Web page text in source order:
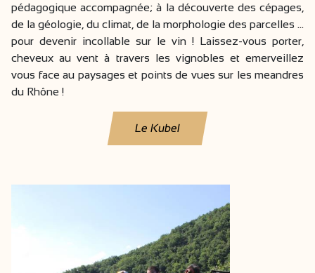
pédagogique accompagnée; à la découverte des cépages,
de la géologie, du climat, de la morphologie des parcelles ...
pour devenir incollable sur le vin ! Laissez-vous porter,
cheveux au vent à travers les vignobles et emerveillez
vous face au paysages et points de vues sur les meandres
du Rhône !
Le Kubel